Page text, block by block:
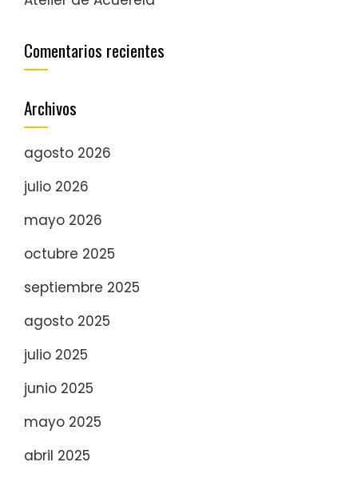
Comentarios recientes
Archivos
agosto 2026
julio 2026
mayo 2026
octubre 2025
septiembre 2025
agosto 2025
julio 2025
junio 2025
mayo 2025
abril 2025